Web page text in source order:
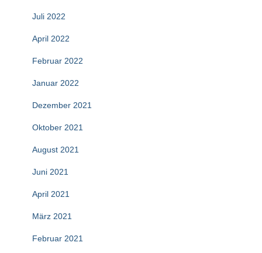
Juli 2022
April 2022
Februar 2022
Januar 2022
Dezember 2021
Oktober 2021
August 2021
Juni 2021
April 2021
März 2021
Februar 2021